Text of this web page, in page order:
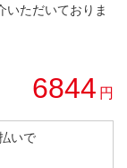
いただいておりま
6844 円
いで